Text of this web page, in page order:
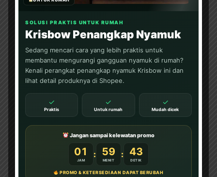
Bencana di Indonesia dan
DOWNLOAD PAKET 1001
Nama Musim di Dunia:
PETUALANGAN KIKO
MENJELAJAHI 6 MUSIM DI
DUNIA
DOWNLOAD PAKET 1001
Mengenal Jenis Kaki
Binatang: Petualangan Rara
WORKSHEETS PAUD...
EBOOKPEDIA
SOLUSI PRAKTIS UNTUK RUMAH
Krisbow Penangkap Nyamuk
Sedang mencari cara yang lebih praktis untuk
membantu mengurangi gangguan nyamuk di rumah?
Kenali perangkat penangkap nyamuk Krisbow ini dan
lihat detail produknya di Shopee.
✓
Praktis
✓
Untuk rumah
✓
Mudah dicek
Jangan sampai kelewatan promo
01
JAM
: 59
MENIT
: 40
DETIK
PROMO & KETERSEDIAAN DAPAT BERUBAH